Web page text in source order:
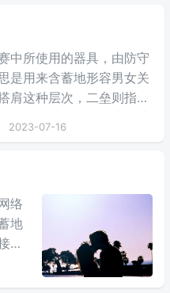
中所使用的器具，由防守
是用来含蓄地形容男女关
肩这种层次，二垒则指触
2023-07-16
络
地
吻